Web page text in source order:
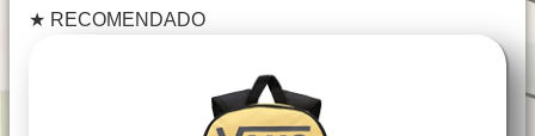
★ RECOMENDADO